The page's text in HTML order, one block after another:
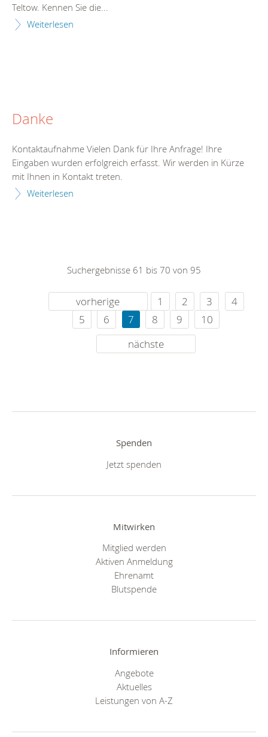
Teltow. Kennen Sie die...
Weiterlesen
Danke
Kontaktaufnahme Vielen Dank für Ihre Anfrage! Ihre
Eingaben wurden erfolgreich erfasst. Wir werden in Kürze
mit Ihnen in Kontakt treten.
Weiterlesen
Suchergebnisse 61 bis 70 von 95
vorherige 1 2 3
4
5
6 7 8 9
10
nächste
Spenden
Jetzt spenden
Mitwirken
Mitglied werden
Aktiven Anmeldung
Ehrenamt
Blutspende
Informieren
Angebote
Aktuelles
Leistungen von A-Z